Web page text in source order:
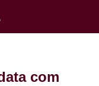
com